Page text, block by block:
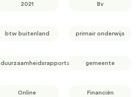
2021 Bv
btw buitenland primair onderwijs
duurzaamheidsrapportage gemeente
Online
Financiën